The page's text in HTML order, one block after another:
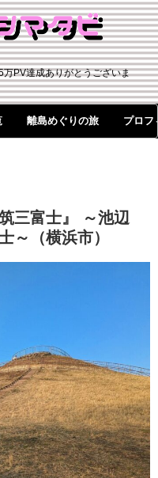
PV達成ありがとうございま
離島めぐりの旅 プロフ
三富士』 ～池辺
～（横浜市）